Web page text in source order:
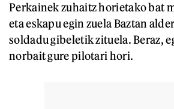
Perkainek zuhaitz horietako bat
eta eskapu egin zuela Baztan
soldadu gibeletik zituela. Beraz,
norbait gure pilotari hori.